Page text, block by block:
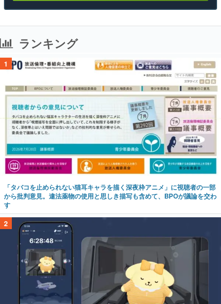
ランキング
1
「タバコを止められない猫耳キャラを描く深夜枠アニメ」に視聴者の一部
から批判意見。違法薬物の使用と思しき描写も含めて、BPOが議論を交わ
す
2